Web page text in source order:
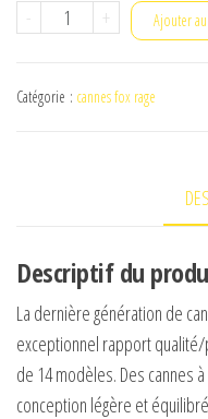
-
quantité
warrior
+ Ajouter
Catégorie : cannes fox rage
Descriptif du
La dernière génération de
exceptionnel rapport
de 14 modèles. Des cannes
conception légère et